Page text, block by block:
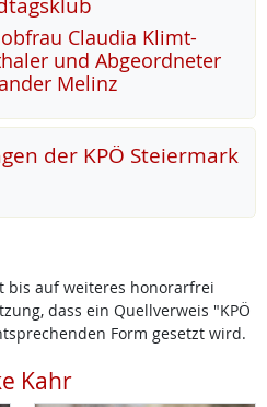
Clau­dia Klimt-
und Ab­ge­ord­ne­ter
Me­linz
der KPÖ Steiermark
bis auf weiteres honorarfrei
dass ein Quellverweis "KPÖ
Form gesetzt wird.
Kahr